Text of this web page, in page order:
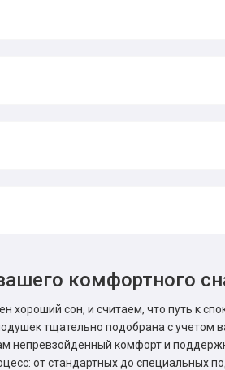
комфортного
сон, и считаем, что путь к
тщательно подобрана с учетом
непревзойденный комфорт и
от стандартных до специальных